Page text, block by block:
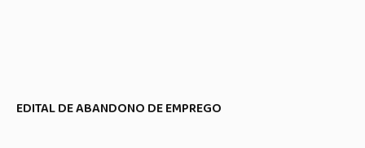
EDITAL DE ABANDONO DE EMPREGO